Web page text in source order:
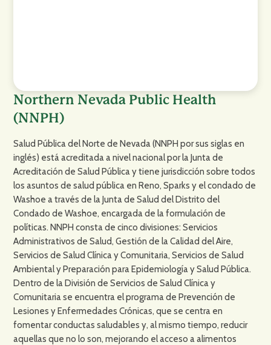
Northern Nevada Public Health
(NNPH)
Salud Pública del Norte de Nevada (NNPH por sus siglas en
inglés) está acreditada a nivel nacional por la Junta de
Acreditación de Salud Pública y tiene jurisdicción sobre todos
los asuntos de salud pública en Reno, Sparks y el condado de
Washoe a través de la Junta de Salud del Distrito del
Condado de Washoe, encargada de la formulación de
políticas. NNPH consta de cinco divisiones: Servicios
Administrativos de Salud, Gestión de la Calidad del Aire,
Servicios de Salud Clínica y Comunitaria, Servicios de Salud
Ambiental y Preparación para Epidemiología y Salud Pública.
Dentro de la División de Servicios de Salud Clínica y
Comunitaria se encuentra el programa de Prevención de
Lesiones y Enfermedades Crónicas, que se centra en
fomentar conductas saludables y, al mismo tiempo, reducir
aquellas que no lo son, mejorando el acceso a alimentos